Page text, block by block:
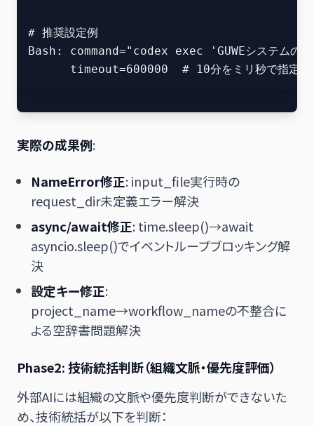
# 推奨設定例
Bash: command="codex exec 'GUWEシステムの
実際の成果例:
NameError修正: input_file実行時の
request_dir未定義エラー解決
async/await修正: time.sleep()→await
asyncio.sleep()でイベントループブロッキング解
決
設定キー修正:
project_name→workflow_nameの不整合に
よる空辞書問題解決
Phase2: 技術統括判断（組織文脈・優先度評価）
外部AIには組織の文脈や優先度判断ができないた
め、技術統括が以下を判断：